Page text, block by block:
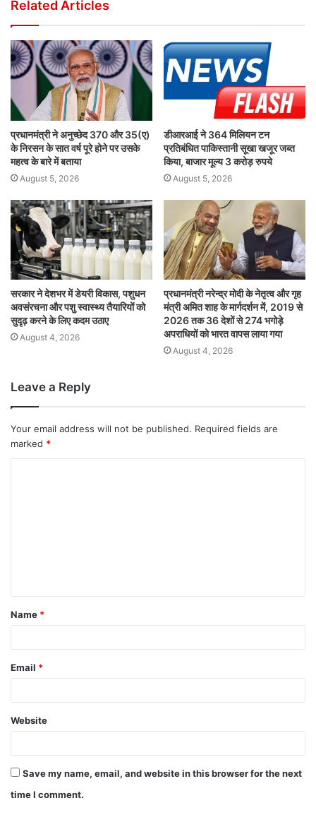
Related Articles
प्रधानमंत्री ने अनुच्छेद 370 और 35(ए)
के निरसन के सात वर्ष पूरे होने पर उसके
महत्व के बारे में बताया
August 5, 2026
डीआरआई ने 364 मिलियन टन
प्रतिबंधित पाकिस्तानी सूखा खजूर जब्त
किया, बाजार मूल्य 3 करोड़ रुपये
August 5, 2026
सरकार ने देशभर में डेयरी विकास, पशुधन
अवसंरचना और पशु स्वास्थ्य तैयारियों को
सुदृढ़ करने के लिए कदम उठाए
August 4, 2026
प्रधानमंत्री नरेन्द्र मोदी के नेतृत्व और गृह
मंत्री अमित शाह के मार्गदर्शन में, 2019 से
2026 तक 36 देशों से 274 भगोड़े
अपराधियों को भारत वापस लाया गया
August 4, 2026
Leave a Reply
Your email address will not be published. Required fields are
marked *
Name *
Email *
Website
Save my name, email, and website in this browser for the next
time I comment.